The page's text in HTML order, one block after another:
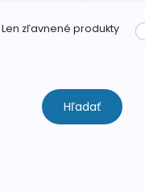
Len zľavnené produkty
Hľadať